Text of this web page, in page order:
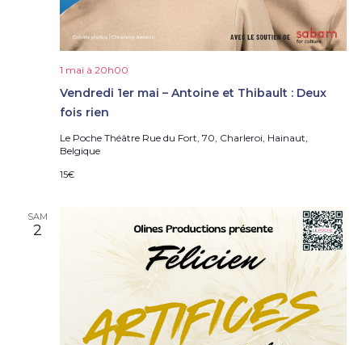
Vendredi 1er mai – Antoine et Thibault : Deux
fois rien
1 mai à 20h00
Le Poche Théâtre Rue du Fort, 70, Charleroi, Hainaut,
Belgique
15€
SAM
2